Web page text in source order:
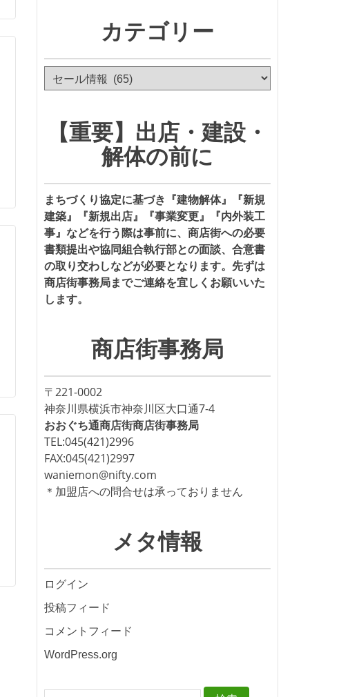
カテゴリー
テ
【重要】出店・建設・
解体の前に
まちづくり協定に基づき『建物解体』『新規
建築』『新規出店』『事業変更』『内外装工
事』などを行う際は事前に、商店街への必要
書類提出や協同組合執行部との面談、合意書
の取り交わしなどが必要となります。先ずは
商店街事務局までご連絡を宜しくお願いいた
します。
商店街事務局
〒221-0002
神奈川県横浜市神奈川区大口通7-4
おおぐち通商店街商店街事務局
TEL:045(421)2996
FAX:045(421)2997
waniemon@nifty.com
＊加盟店への問合せは承っておりません
メタ情報
ログイン
投稿フィード
コメントフィード
WordPress.org